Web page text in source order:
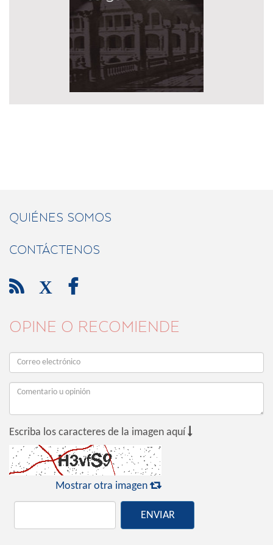
QUIÉNES SOMOS
CONTÁCTENOS
 X 
OPINE O RECOMIENDE
Escriba los caracteres de la imagen aquí 
Mostrar otra imagen 
ENVIAR